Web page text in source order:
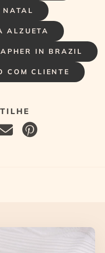
NATAL
ALZUETA
IN BRAZIL
COM CLIENTE